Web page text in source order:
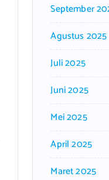
September
Agustus 2025
Juli 2025
Juni 2025
Mei 2025
April 2025
Maret 2025